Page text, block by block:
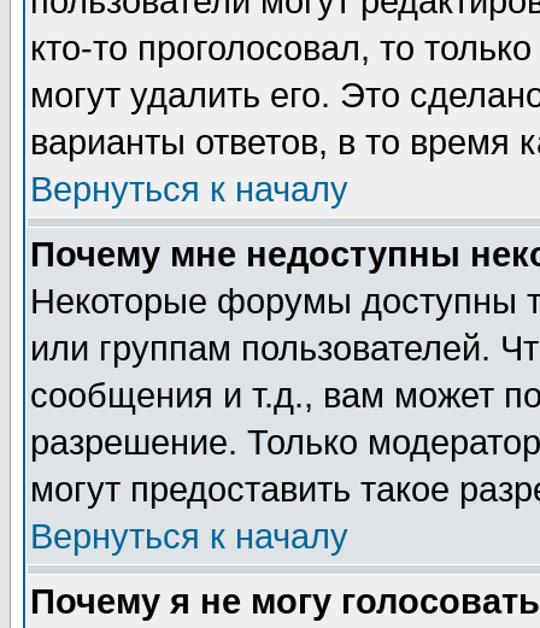
кто-то проголосовал, то
могут удалить его. Это
варианты ответов, в то время
Вернуться к началу
Почему мне недоступны
Некоторые форумы доступны
или группам пользователей.
сообщения и т.д., вам может
разрешение. Только
могут предоставить такое
Вернуться к началу
Почему я не могу